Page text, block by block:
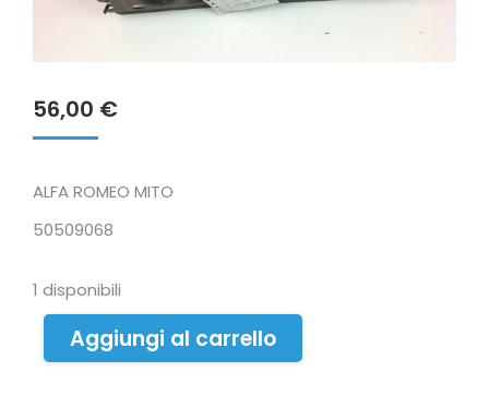
56,00 €
ALFA ROMEO MITO
50509068
1 disponibili
Aggiungi al carrello